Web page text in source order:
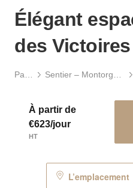
Élégant
des Victoires
À partir de
€623/jour
HT
L’emplacement